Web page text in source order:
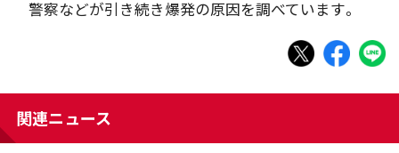
警察などが引き続き爆発の原因を調べています。
関連ニュース